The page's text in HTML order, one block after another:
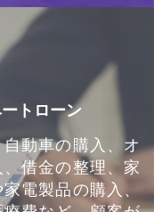
トローン
動車の購入、オ
借金の整理、家
電製品の購入、